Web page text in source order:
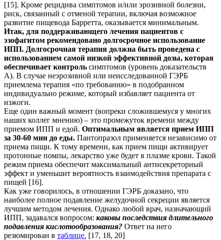
[15]. Кроме рецидива симптомов и/или эрозивной болезни,
риск, связанный с отменой терапии, включая возможное
развитие пищевода Барретта, оказывается минимальным.
Итак, для поддерживающего лечения пациентов с
эзофагитом рекомендовано долгосрочное использование
ИПП. Долгосрочная терапия должна быть проведена с
использованием самой низкой эффективной дозы, которая
обеспечивает контроль симптомов (уровень доказательств
А). В случае неэрозивной или неисследованной ГЭРБ
приемлема терапия «по требованию» в подобранном
индивидуально режиме, который избавляет пациента от
изжоги.
Еще один важный момент (вопреки сложившемуся у многих
наших коллег мнению) – это промежуток времени между
приемом ИПП и едой. Оптимальным является прием ИПП
за 30-60 мин до еды. Пантопразол применяется независимо от
приема пищи. К тому времени, как прием пищи активирует
протонные помпы, лекарство уже будет в плазме крови. Такой
режим приема обеспечит максимальный антисекреторный
эффект и уменьшит вероятность взаимодействия препарата с
пищей [16].
Как уже говорилось, в отношении ГЭРБ доказано, что
наиболее полное подавление желудочной секреции является
лучшим методом лечения. Однако любой врач, назначающий
ИПП, задавался вопросом: каковы последствия длительного
подавления кислотообразования? Ответ на него
резюмирован в таблице. [17, 18, 20]